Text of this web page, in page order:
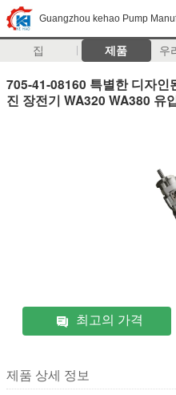
Guangzhou kehao Pump
집 제품 우
705-41-08160 특별한 디자인
진 장전기 WA320 WA380 유
최고의 가격
제품 상세 정보